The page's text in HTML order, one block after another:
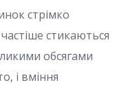
стрімко
стикаються
обсягами
і вміння